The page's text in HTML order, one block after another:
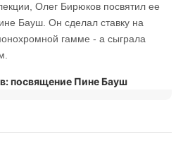
Олег Бирюков посвятил ее
Бауш. Он сделал ставку на
гамме - а сыграла